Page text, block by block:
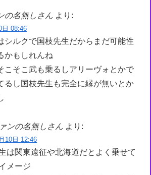
の名無しさん より:
日 08:46
シルクで国枝先生だからまだ可能性
かもしれんね
こそこ武も乗るしアリーヴォとかで
るし国枝先生も完全に縁が無いとか
ンの名無しさん より:
10日 12:46
は関東遠征や北海道だとよく乗せて
メージ